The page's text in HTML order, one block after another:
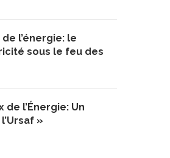
l’énergie: le
sous le feu des
de l’Énergie: Un
»